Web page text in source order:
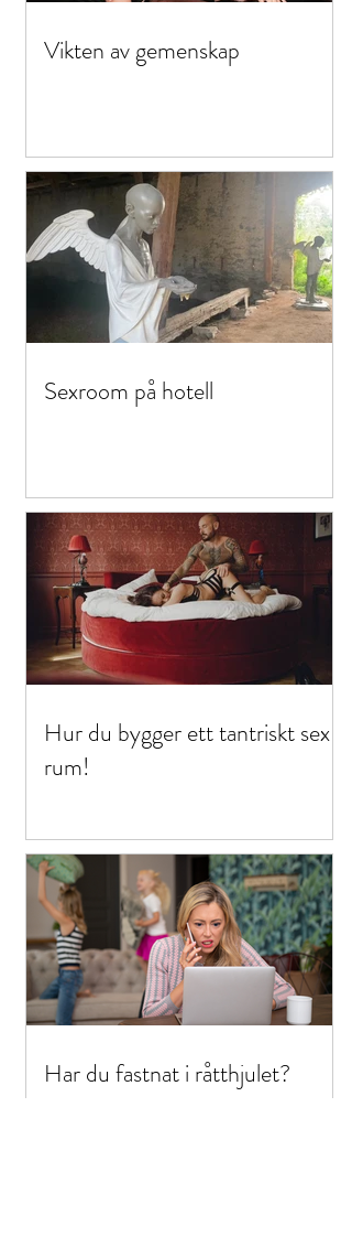
Vikten av gemenskap
Sexroom på hotell
Hur du bygger ett tantriskt sex
rum!
Har du fastnat i råtthjulet?